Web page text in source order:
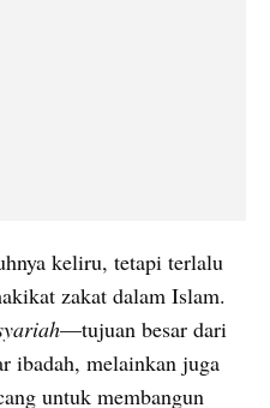
keliru, tetapi terlalu
zakat dalam Islam.
—tujuan besar dari
ibadah, melainkan juga
untuk membangun